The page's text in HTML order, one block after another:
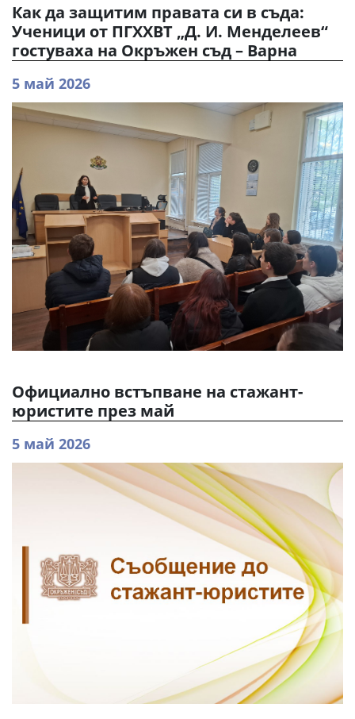
Как да защитим правата си в съда:
Ученици от ПГХХВТ „Д. И. Менделеев“
гостуваха на Окръжен съд – Варна
5 май 2026
Официално встъпване на стажант-
юристите през май
5 май 2026